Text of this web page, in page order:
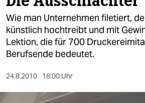
politik
öko
gesellschaft
kultur
sport
Wie man Unternehmen filetiert,
künstlich hochtreibt und mit
Lektion, die für 700
Berufsende bedeutet.
24.8.2010 18:00 Uhr